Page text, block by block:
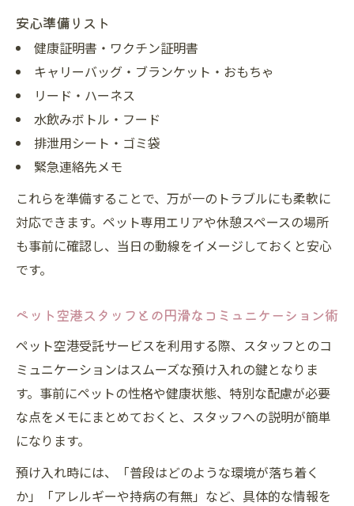
安心準備リスト
健康証明書・ワクチン証明書
キャリーバッグ・ブランケット・おもちゃ
リード・ハーネス
水飲みボトル・フード
排泄用シート・ゴミ袋
緊急連絡先メモ
これらを準備することで、万が一のトラブルにも柔軟に
対応できます。ペット専用エリアや休憩スペースの場所
も事前に確認し、当日の動線をイメージしておくと安心
です。
ペット空港スタッフとの円滑なコミュニケーション術
ペット空港受託サービスを利用する際、スタッフとのコ
ミュニケーションはスムーズな預け入れの鍵となりま
す。事前にペットの性格や健康状態、特別な配慮が必要
な点をメモにまとめておくと、スタッフへの説明が簡単
になります。
預け入れ時には、「普段はどのような環境が落ち着く
か」「アレルギーや持病の有無」など、具体的な情報を